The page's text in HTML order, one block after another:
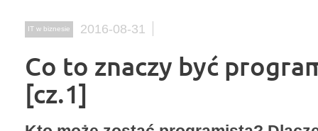
IT w biznesie 2016-08-31
Co to znaczy być
[cz.1]